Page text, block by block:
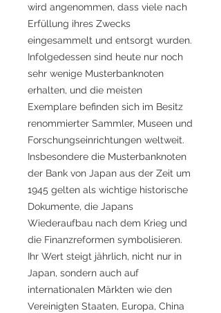
wird angenommen, dass viele nach
Erfüllung ihres Zwecks
eingesammelt und entsorgt wurden.
Infolgedessen sind heute nur noch
sehr wenige Musterbanknoten
erhalten, und die meisten
Exemplare befinden sich im Besitz
renommierter Sammler, Museen und
Forschungseinrichtungen weltweit.
Insbesondere die Musterbanknoten
der Bank von Japan aus der Zeit um
1945 gelten als wichtige historische
Dokumente, die Japans
Wiederaufbau nach dem Krieg und
die Finanzreformen symbolisieren.
Ihr Wert steigt jährlich, nicht nur in
Japan, sondern auch auf
internationalen Märkten wie den
Vereinigten Staaten, Europa, China